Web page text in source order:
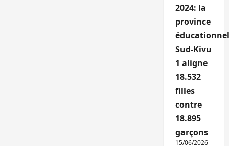
2024: la
province
Sud-Kivu
1 aligne
18.532
filles
contre
18.895
garçons
15/06/2026